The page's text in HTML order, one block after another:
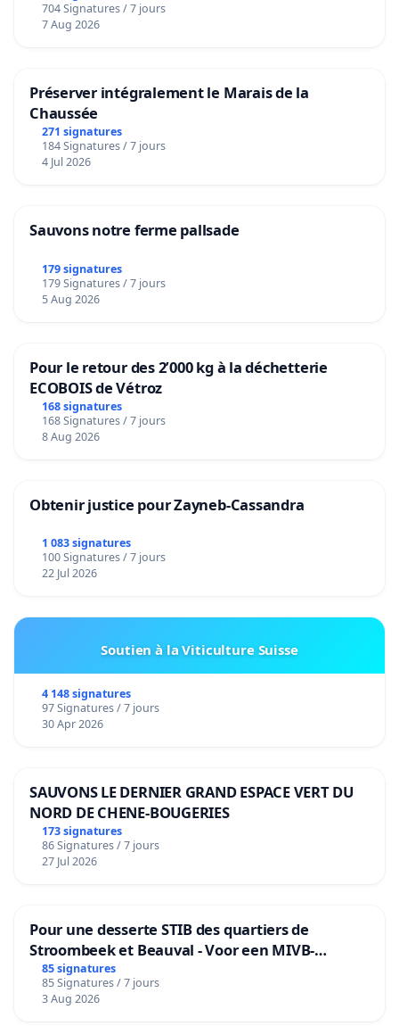
704 Signatures / 7 jours
7 Aug 2026
Préserver intégralement le Marais de la
Chaussée
271 signatures
184 Signatures / 7 jours
4 Jul 2026
Sauvons notre ferme pallsade
179 signatures
179 Signatures / 7 jours
5 Aug 2026
Pour le retour des 2’000 kg à la déchetterie
ECOBOIS de Vétroz
168 signatures
168 Signatures / 7 jours
8 Aug 2026
Obtenir justice pour Zayneb-Cassandra
1 083 signatures
100 Signatures / 7 jours
22 Jul 2026
Soutien à la Viticulture Suisse
4 148 signatures
97 Signatures / 7 jours
30 Apr 2026
SAUVONS LE DERNIER GRAND ESPACE VERT DU
NORD DE CHENE-BOUGERIES
173 signatures
86 Signatures / 7 jours
27 Jul 2026
Pour une desserte STIB des quartiers de
Stroombeek et Beauval - Voor een MIVB-
bediening van de wijken Strombeek en Het
Voor
85 signatures
85 Signatures / 7 jours
3 Aug 2026